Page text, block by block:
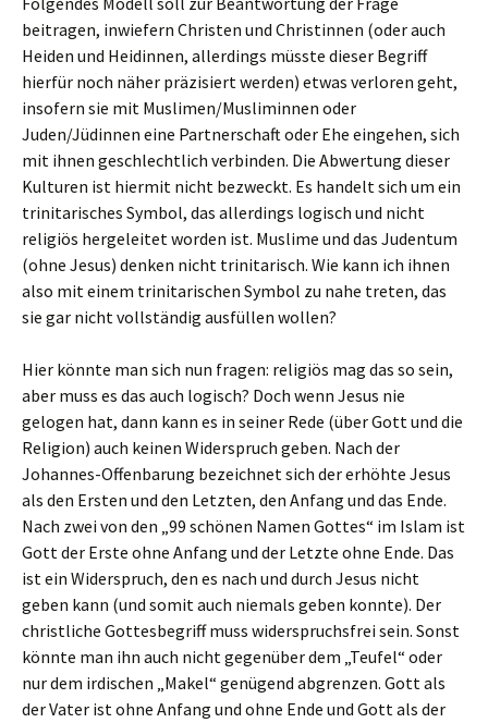
beitragen, inwiefern Christen und Christinnen (oder auch
Heiden und Heidinnen, allerdings müsste dieser Begriff
hierfür noch näher präzisiert werden) etwas verloren geht,
insofern sie mit Muslimen/Musliminnen oder
Juden/Jüdinnen eine Partnerschaft oder Ehe eingehen, sich
mit ihnen geschlechtlich verbinden. Die Abwertung dieser
Kulturen ist hiermit nicht bezweckt. Es handelt sich um ein
trinitarisches Symbol, das allerdings logisch und nicht
religiös hergeleitet worden ist. Muslime und das Judentum
(ohne Jesus) denken nicht trinitarisch. Wie kann ich ihnen
also mit einem trinitarischen Symbol zu nahe treten, das
sie gar nicht vollständig ausfüllen wollen?
Hier könnte man sich nun fragen: religiös mag das so sein,
aber muss es das auch logisch? Doch wenn Jesus nie
gelogen hat, dann kann es in seiner Rede (über Gott und die
Religion) auch keinen Widerspruch geben. Nach der
Johannes-Offenbarung bezeichnet sich der erhöhte Jesus
als den Ersten und den Letzten, den Anfang und das Ende.
Nach zwei von den „99 schönen Namen Gottes“ im Islam ist
Gott der Erste ohne Anfang und der Letzte ohne Ende. Das
ist ein Widerspruch, den es nach und durch Jesus nicht
geben kann (und somit auch niemals geben konnte). Der
christliche Gottesbegriff muss widerspruchsfrei sein. Sonst
könnte man ihn auch nicht gegenüber dem „Teufel“ oder
nur dem irdischen „Makel“ genügend abgrenzen. Gott als
der Vater ist ohne Anfang und ohne Ende und Gott als der